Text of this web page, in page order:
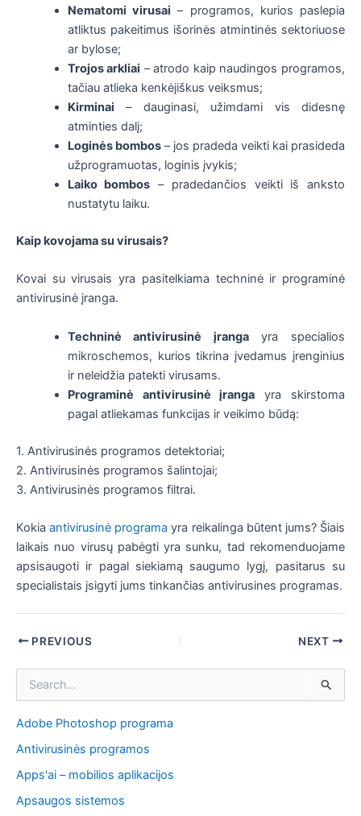
Nematomi virusai – programos, kurios paslepia
atliktus pakeitimus išorinės atmintinės sektoriuose
ar bylose;
Trojos arkliai – atrodo kaip naudingos programos,
tačiau atlieka kenkėjiškus veiksmus;
Kirminai – dauginasi, užimdami vis didesnę
atminties dalį;
Loginės bombos– jos pradeda veikti kai prasideda
užprogramuotas, loginis įvykis;
Laiko bombos – pradedančios veikti iš anksto
nustatytu laiku.
Kaip kovojama su virusais?
Kovai su virusais yra pasitelkiama techninė ir programinė
antivirusinė įranga.
Techninė antivirusinė įrangayra specialios
mikroschemos, kurios tikrina įvedamus įrenginius
ir neleidžia patekti virusams.
Programinė antivirusinė įranga yra skirstoma
pagal atliekamas funkcijas ir veikimo būdą:
1. Antivirusinės programos detektoriai;
2. Antivirusinės programos šalintojai;
3. Antivirusinės programos filtrai.
Kokiaantivirusinė programa yra reikalinga būtent jums? Šiais
laikais nuo virusų pabėgti yra sunku, tad rekomenduojame
apsisaugoti ir pagal siekiamą saugumo lygį, pasitarus su
specialistais įsigyti jums tinkančias antivirusines programas.
PostPREVIOUS NEXT
k
t
Adobe Photoshop programa
Antivirusinės programos
Apps'ai – mobilios aplikacijos
Apsaugos sistemos